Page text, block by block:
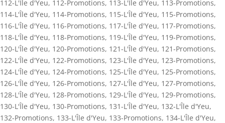
112-L'Île d'Yeu, 112-Promotions, 113-L'Île d'Yeu, 113-Promotions,
114-L'Île d'Yeu, 114-Promotions, 115-L'Île d'Yeu, 115-Promotions,
116-L'Île d'Yeu, 116-Promotions, 117-L'Île d'Yeu, 117-Promotions,
118-L'Île d'Yeu, 118-Promotions, 119-L'Île d'Yeu, 119-Promotions,
120-L'Île d'Yeu, 120-Promotions, 121-L'Île d'Yeu, 121-Promotions,
122-L'Île d'Yeu, 122-Promotions, 123-L'Île d'Yeu, 123-Promotions,
124-L'Île d'Yeu, 124-Promotions, 125-L'Île d'Yeu, 125-Promotions,
126-L'Île d'Yeu, 126-Promotions, 127-L'Île d'Yeu, 127-Promotions,
128-L'Île d'Yeu, 128-Promotions, 129-L'Île d'Yeu, 129-Promotions,
130-L'Île d'Yeu, 130-Promotions, 131-L'Île d'Yeu, 132-L'Île d'Yeu,
132-Promotions, 133-L'Île d'Yeu, 133-Promotions, 134-L'Île d'Yeu,